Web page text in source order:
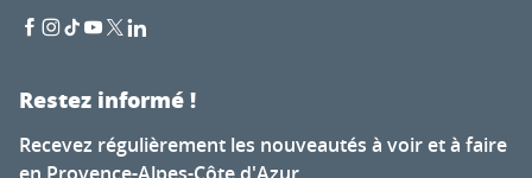
Restez informé !
Recevez régulièrement les nouveautés à voir et à faire
en Provence-Alpes-Côte d'Azur